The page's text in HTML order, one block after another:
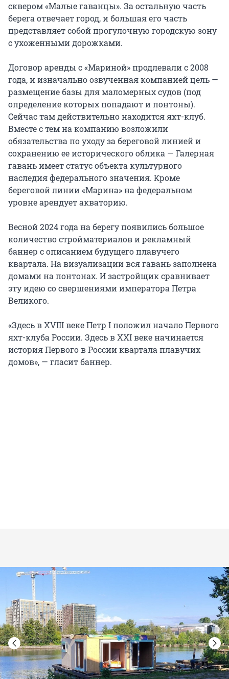
сквером «Малые гаванцы». За остальную часть
берега отвечает город, и большая его часть
представляет собой прогулочную городскую зону
с ухоженными дорожками.
Договор аренды с «Мариной» продлевали с 2008
года, и изначально озвученная компанией цель —
размещение базы для маломерных судов (под
определение которых попадают и понтоны).
Сейчас там действительно находится яхт-клуб.
Вместе с тем на компанию возложили
обязательства по уходу за береговой линией и
сохранению ее исторического облика — Галерная
гавань имеет статус объекта культурного
наследия федерального значения. Кроме
береговой линии «Марина» на федеральном
уровне арендует акваторию.
Весной 2024 года на берегу появились большое
количество стройматериалов и рекламный
баннер с описанием будущего плавучего
квартала. На визуализации вся гавань заполнена
домами на понтонах. И застройщик сравнивает
эту идею со свершениями императора Петра
Великого.
«Здесь в XVIII веке Петр I положил начало Первого
яхт-клуба России. Здесь в XXI веке начинается
история Первого в России квартала плавучих
домов», — гласит баннер.